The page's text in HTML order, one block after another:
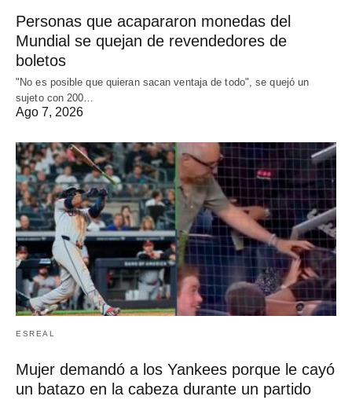
Personas que acapararon monedas del
Mundial se quejan de revendedores de
boletos
"No es posible que quieran sacan ventaja de todo", se quejó un
sujeto con 200…
Ago 7, 2026
ESREAL
Mujer demandó a los Yankees porque le cayó
un batazo en la cabeza durante un partido